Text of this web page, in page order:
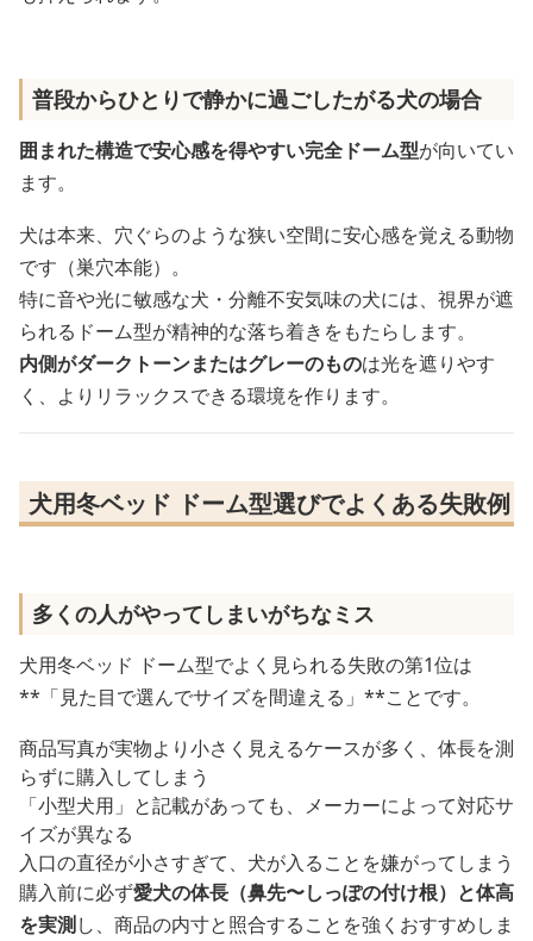
普段からひとりで静かに過ごしたがる犬の場合
囲まれた構造で安心感を得やすい完全ドーム型が向いてい
ます。
犬は本来、穴ぐらのような狭い空間に安心感を覚える動物
です（巣穴本能）。
特に音や光に敏感な犬・分離不安気味の犬には、視界が遮
られるドーム型が精神的な落ち着きをもたらします。
内側がダークトーンまたはグレーのものは光を遮りやす
く、よりリラックスできる環境を作ります。
犬用冬ベッド ドーム型選びでよくある失敗例
多くの人がやってしまいがちなミス
犬用冬ベッド ドーム型でよく見られる失敗の第1位は
**「見た目で選んでサイズを間違える」**ことです。
商品写真が実物より小さく見えるケースが多く、体長を測
らずに購入してしまう
「小型犬用」と記載があっても、メーカーによって対応サ
イズが異なる
入口の直径が小さすぎて、犬が入ることを嫌がってしまう
購入前に必ず愛犬の体長（鼻先〜しっぽの付け根）と体高
を実測し、商品の内寸と照合することを強くおすすめしま